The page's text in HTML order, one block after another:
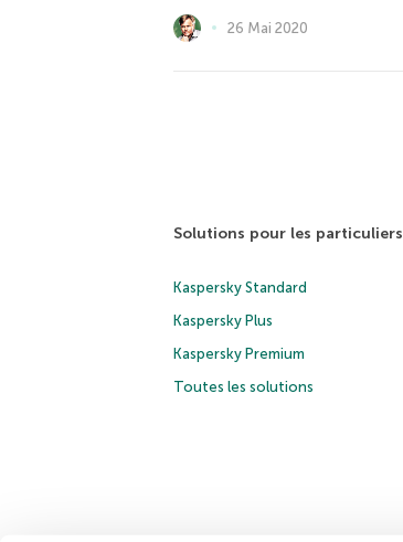
26 Mai 2020
Solutions pour les particuliers
Kaspersky Standard
Kaspersky Plus
Kaspersky Premium
Toutes les solutions